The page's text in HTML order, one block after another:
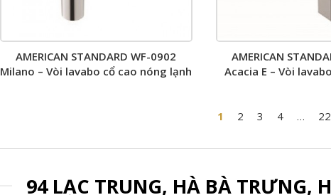
AMERICAN STANDARD WF-0902
Milano – Vòi lavabo cổ cao nóng lạnh
AMERICAN
Acacia E – Vòi
1 2 3 4 … 22
94 LẠC TRUNG, HÀ BÀ TRƯNG,